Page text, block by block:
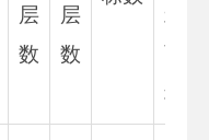
层
数
层
数
筑
面
积